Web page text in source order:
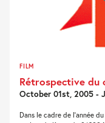
FILM
Rétrospective du
October 01st, 2005 -
Dans le cadre de l’année